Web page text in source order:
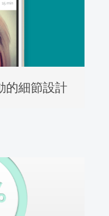
的細節設計